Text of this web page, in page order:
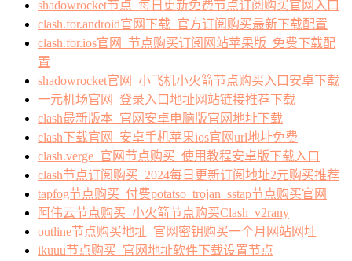
shadowrocket节点_每日更新免费节点订阅购买官网入口
clash.for.android官网下载_官方订阅购买最新下载配置
clash.for.ios官网_节点购买订阅网站苹果版_免费下载配
置
shadowrocket官网_小飞机小火箭节点购买入口安卓下载
一元机场官网_登录入口地址网站链接推荐下载
clash最新版本_官网安卓电脑版官网地址下载
clash下载官网_安卓手机苹果ios官网url地址免费
clash.verge_官网节点购买_使用教程安卓版下载入口
clash节点订阅购买_2024每日更新订阅地址2元购买推荐
tapfog节点购买_付费potatso_trojan_sstap节点购买官网
阿伟云节点购买_小火箭节点购买Clash_v2rany
outline节点购买地址_官网密钥购买一个月网站网址
ikuuu节点购买_官网地址软件下载设置节点